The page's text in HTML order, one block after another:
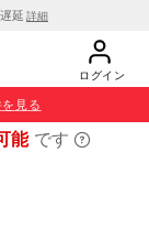
延 詳細
ログイン
見る
能 です